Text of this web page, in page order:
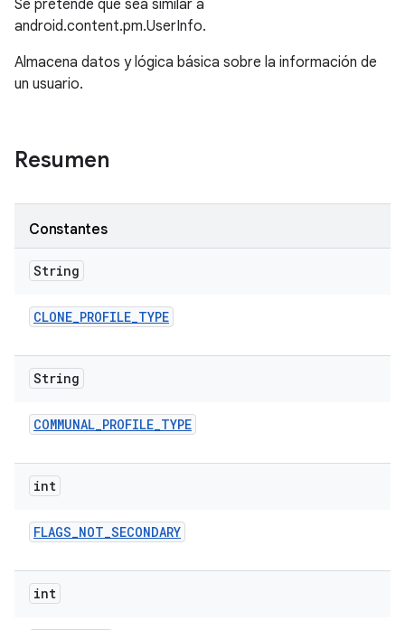
Se pretende que sea similar a
android.content.pm.UserInfo.
Almacena datos y lógica básica sobre la información de
un usuario.
Resumen
Constantes
String
CLONE_PROFILE_TYPE
String
COMMUNAL_PROFILE_TYPE
int
FLAGS_NOT_SECONDARY
int